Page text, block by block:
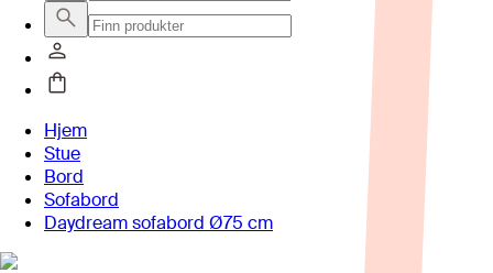
Hjem
Stue
Bord
Sofabord
Daydream sofabord Ø75 cm